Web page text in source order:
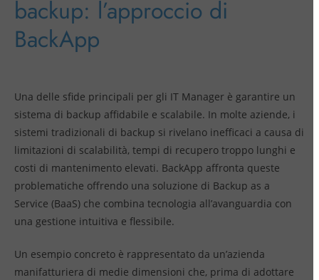
backup: l’approccio di
BackApp
Una delle sfide principali per gli IT Manager è garantire un
sistema di backup affidabile e scalabile. In molte aziende, i
sistemi tradizionali di backup si rivelano inefficaci a causa di
limitazioni di scalabilità, tempi di recupero troppo lunghi e
costi di mantenimento elevati. BackApp affronta queste
problematiche offrendo una soluzione di Backup as a
Service (BaaS) che combina tecnologia all’avanguardia con
una gestione intuitiva e flessibile.
Un esempio concreto è rappresentato da un’azienda
manifatturiera di medie dimensioni che, prima di adottare